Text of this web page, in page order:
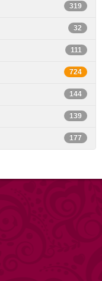
319
32
111
724
144
139
177